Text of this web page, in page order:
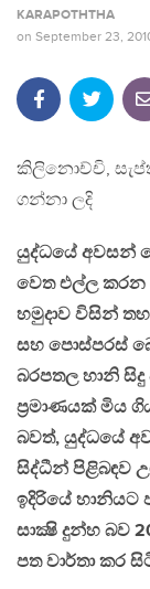
KARAPOTHTHA
on September 23,
කිලිනොච්චි,
ගන්නා ලදි
යුද්ධයේ අවසන්
වෙත එල්ල කරන
හමුදාව විසින්
සහ පොස්පරස්
බරපතල හානි
ප්‍රමාණයක් මිය
බවත්, යුද්ධයේ
සිද්ධීන් පිළිබඳව
ඉදිරියේ හානියට
සාක්‍ෂි දුන්හ බව
පත වාර්තා කර